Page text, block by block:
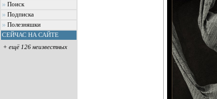
Поиск
Подписка
Полезняшки
СЕЙЧАС НА САЙТЕ
+ ещё 126 неизвестных